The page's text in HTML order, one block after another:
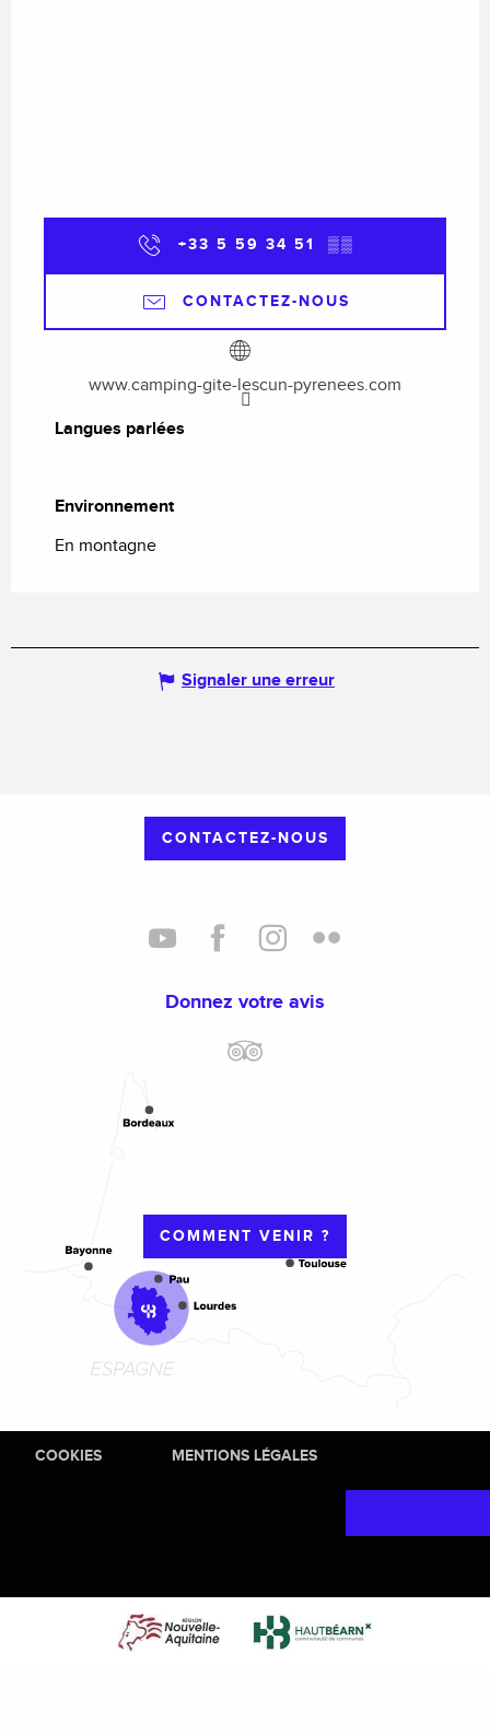
+33 5 59 34 51 ▒▒
CONTACTEZ-NOUS
www.camping-gite-lescun-pyrenees.com
Langues parlées
Langues parlées
Environnement
Environnement
En montagne
Signaler une erreur
CONTACTEZ-NOUS
Donnez votre avis
COMMENT VENIR ?
COOKIES MENTIONS LÉGALES